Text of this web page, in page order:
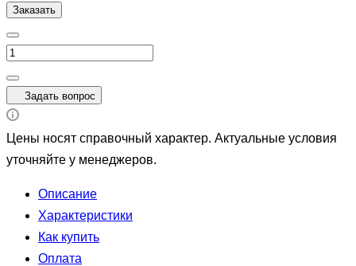
Заказать
Задать вопрос
Цены носят справочный характер. Актуальные условия
уточняйте у менеджеров.
Описание
Характеристики
Как купить
Оплата